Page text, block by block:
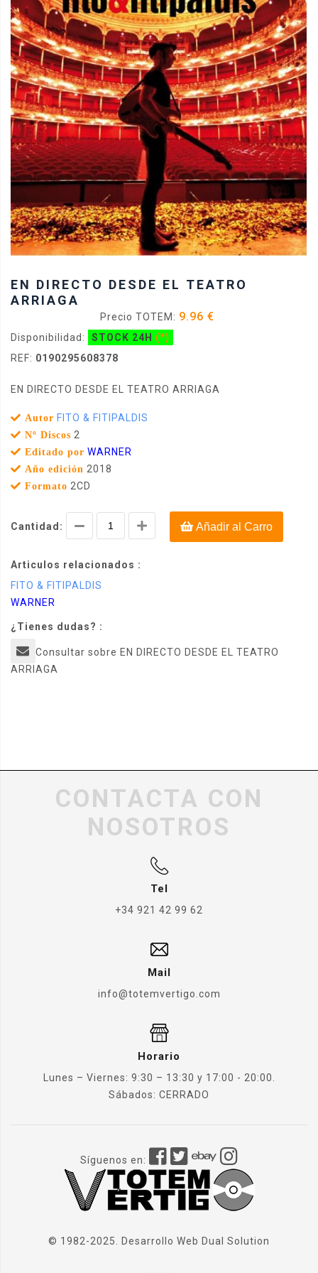
EN DIRECTO DESDE EL TEATRO
ARRIAGA
Precio TOTEM: 9.96 €
Disponibilidad: STOCK 24H (*)
REF: 0190295608378
EN DIRECTO DESDE EL TEATRO ARRIAGA
Autor FITO & FITIPALDIS
Nº Discos 2
Editado por WARNER
Año edición 2018
Formato 2CD
Cantidad: Añadir al Carro
Articulos relacionados :
FITO & FITIPALDIS
WARNER
¿Tienes dudas? :
Consultar sobre EN DIRECTO DESDE EL TEATRO
ARRIAGA
CONTACTA CON
NOSOTROS
Tel
+34 921 42 99 62
Mail
info@totemvertigo.com
Horario
Lunes – Viernes: 9:30 – 13:30 y 17:00 - 20:00.
Sábados: CERRADO
Síguenos en:
© 1982-2025. Desarrollo Web Dual Solution